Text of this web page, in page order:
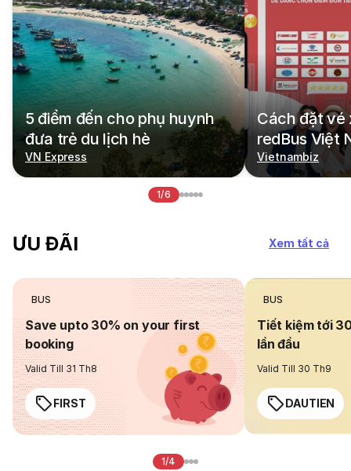
5 điểm đến cho phụ huynh
đưa trẻ du lịch hè
VN Express
Cách đặt vé
redBus Việt
Vietnambiz
1/6
ƯU ĐÃI Xem tất cả
BUS
Save upto 30% on your first
booking
Valid Till 31 Th8
FIRST
BUS
Tiết kiệm tới
lần đầu
Valid Till 30 Th9
DAUTIEN
1/4